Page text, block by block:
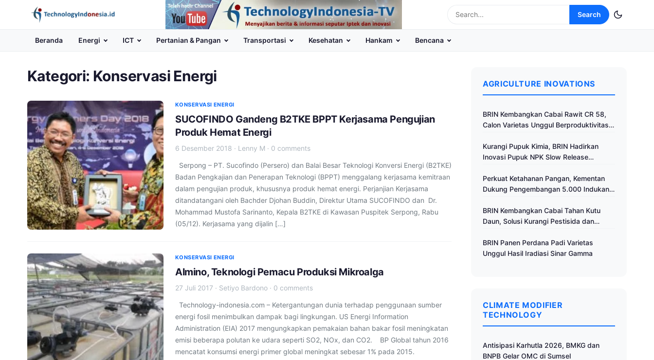
Channel
Youtube
Search
Beranda Energi ICT Pertanian & Pangan Transportasi Kesehatan Hankam Bencana
Kategori: Konservasi Energi
KONSERVASI ENERGI
SUCOFINDO Gandeng B2TKE BPPT Kerjasama Pengujian
Produk Hemat Energi
6 Desember 2018 · Lenny M · 0 comments
Serpong – PT. Sucofindo (Persero) dan Balai Besar Teknologi Konversi Energi (B2TKE)
Badan Pengkajian dan Penerapan Teknologi (BPPT) menggalang kerjasama kemitraan
dalam pengujian produk, khususnya produk hemat energi. Perjanjian Kerjasama
ditandatangani oleh Bachder Djohan Buddin, Direktur Utama SUCOFINDO dan Dr.
Mohammad Mustofa Sarinanto, Kepala B2TKE di Kawasan Puspitek Serpong, Rabu
(05/12). Kerjasama yang dijalin […]
KONSERVASI ENERGI
Almino, Teknologi Pemacu Produksi Mikroalga
27 Juli 2017 · Setiyo Bardono · 0 comments
Technology-indonesia.com – Ketergantungan dunia terhadap penggunaan sumber
energi fosil menimbulkan dampak bagi lingkungan. US Energi Information
Administration (EIA) 2017 mengungkapkan pemakaian bahan bakar fosil meningkatan
emisi beberapa polutan ke udara seperti SO2, NOx, dan CO2. BP Global tahun 2016
mencatat konsumsi energi primer global meningkat sebesar 1% pada 2015.
AGRICULTURE INOVATIONS
BRIN Kembangkan Cabai Rawit CR 58,
Calon Varietas Unggul Berproduktivitas
Kurangi Pupuk Kimia, BRIN Hadirkan
Inovasi Pupuk NPK Slow Release
Perkuat Ketahanan Pangan, Kementan
Dukung Pengembangan 5.000 Indukan
BRIN Kembangkan Cabai Tahan Kutu
Daun, Solusi Kurangi Pestisida dan
BRIN Panen Perdana Padi Varietas
Unggul Hasil Iradiasi Sinar Gamma
CLIMATE MODIFIER
TECHNOLOGY
Antisipasi Karhutla 2026, BMKG dan
BNPB Gelar OMC di Sumsel